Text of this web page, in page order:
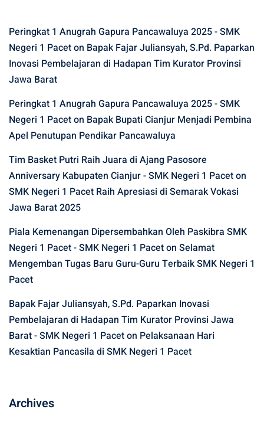
Peringkat 1 Anugrah Gapura Pancawaluya 2025 - SMK
Negeri 1 Paceton Bapak Fajar Juliansyah, S.Pd. Paparkan
Inovasi Pembelajaran di Hadapan Tim Kurator Provinsi
Jawa Barat
Peringkat 1 Anugrah Gapura Pancawaluya 2025 - SMK
Negeri 1 Paceton Bapak Bupati Cianjur Menjadi Pembina
Apel Penutupan Pendikar Pancawaluya
Tim Basket Putri Raih Juara di Ajang Pasosore
Anniversary Kabupaten Cianjur - SMK Negeri 1 Paceton
SMK Negeri 1 Pacet Raih Apresiasi di Semarak Vokasi
Jawa Barat 2025
Piala Kemenangan Dipersembahkan Oleh Paskibra SMK
Negeri 1 Pacet - SMK Negeri 1 Paceton Selamat
Mengemban Tugas Baru Guru-Guru Terbaik SMK Negeri 1
Pacet
Bapak Fajar Juliansyah, S.Pd. Paparkan Inovasi
Pembelajaran di Hadapan Tim Kurator Provinsi Jawa
Barat - SMK Negeri 1 Paceton Pelaksanaan Hari
Kesaktian Pancasila di SMK Negeri 1 Pacet
Archives